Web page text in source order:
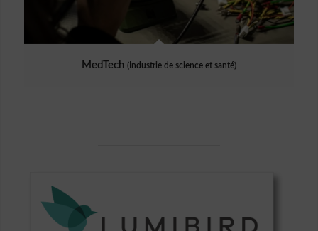
MedTech(Industrie de science et santé)